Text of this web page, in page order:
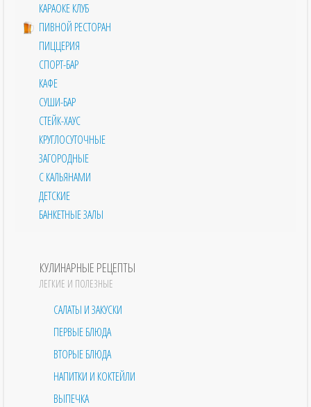
КАРАОКЕ КЛУБ
ПИВНОЙ РЕСТОРАН
ПИЦЦЕРИЯ
СПОРТ-БАР
КАФЕ
СУШИ-БАР
СТЕЙК-ХАУС
КРУГЛОСУТОЧНЫЕ
ЗАГОРОДНЫЕ
С КАЛЬЯНАМИ
ДЕТСКИЕ
БАНКЕТНЫЕ ЗАЛЫ
КУЛИНАРНЫЕ РЕЦЕПТЫ
ЛЕГКИЕ И ПОЛЕЗНЫЕ
САЛАТЫ И ЗАКУСКИ
ПЕРВЫЕ БЛЮДА
ВТОРЫЕ БЛЮДА
НАПИТКИ И КОКТЕЙЛИ
ВЫПЕЧКА